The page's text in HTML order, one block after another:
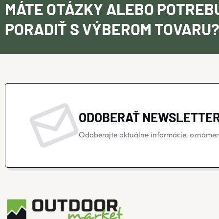
MÁTE OTÁZKY ALEBO
PORADIŤ S VÝBEROM TOVARU?
ODOBERAŤ
Odoberajte aktuálne informácie,